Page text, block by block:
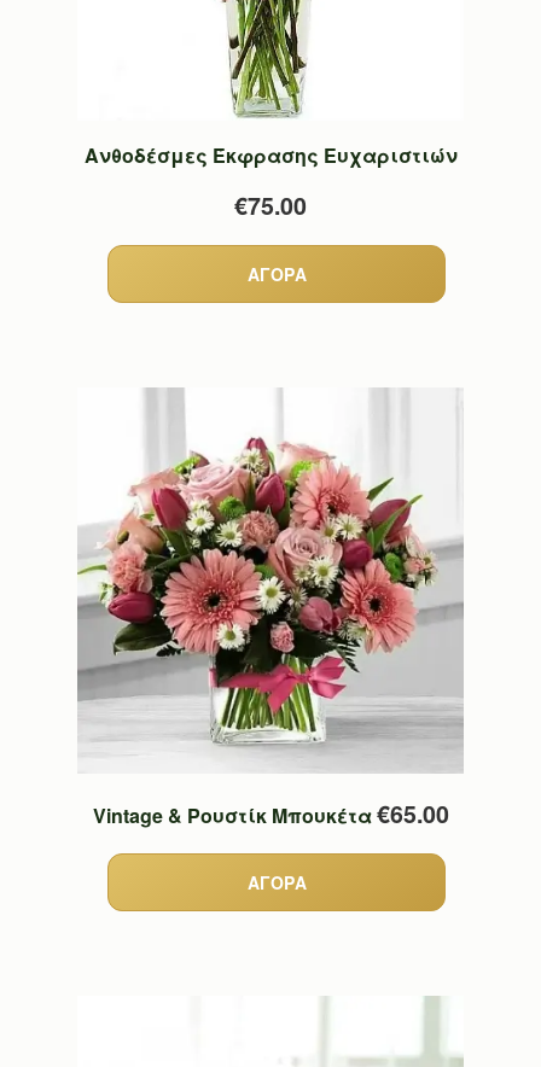
Ανθοδέσμες Έκφρασης Ευχαριστιών
€75.00
Vintage & Ρουστίκ Μπουκέτα€65.00